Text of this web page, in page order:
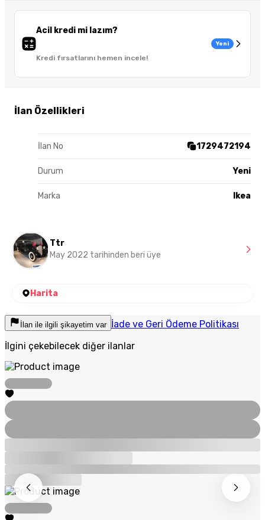
Acil kredi mi lazım?
Kredi fırsatlarını hemen incele!
Yeni
İlan Özellikleri
İlan No 1729472194
Durum Yeni
Marka Ikea
Ttr
May 2022 tarihinden beri üye
Harita
İlan ile ilgili şikayetim var İade ve Geri Ödeme Politikası
İlgini çekebilecek diğer ilanlar